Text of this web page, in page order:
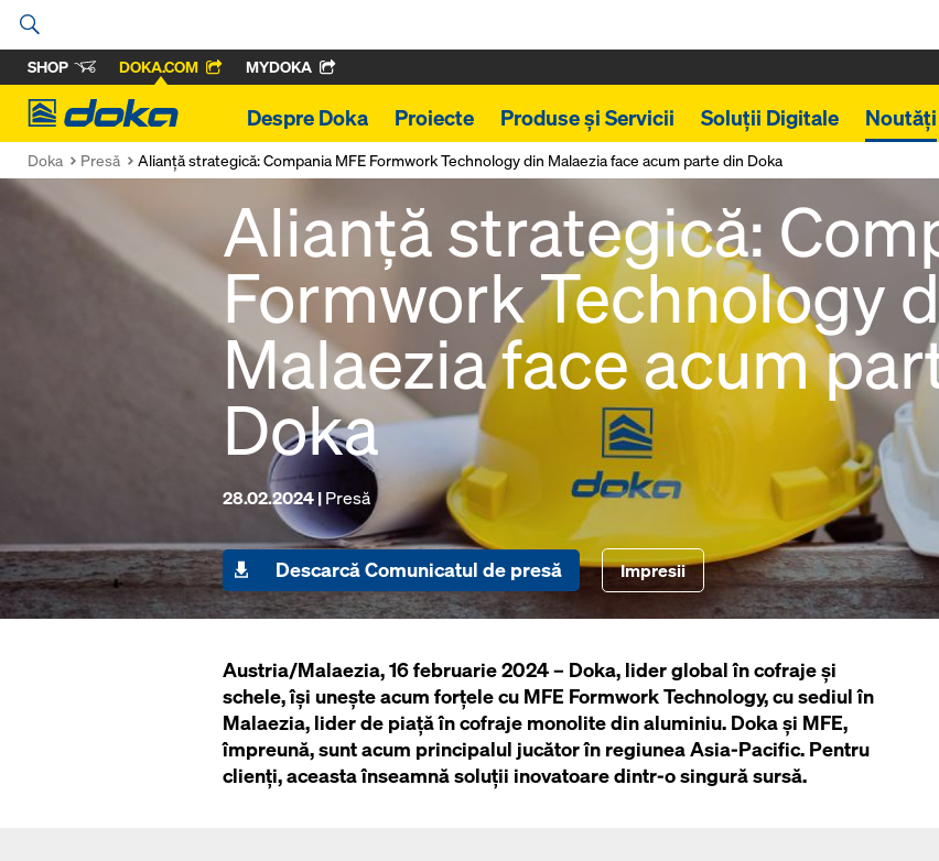
SHOP DOKA.COM MYDOKA
Doka
Despre Doka Proiecte Produse și Servicii Soluții Digitale Noutăți
Doka Presă Alianță strategică: Compania MFE Formwork Technology din Malaezia face acum parte din Doka
Alianță strategică:
Formwork Technology
Malaezia face acum
Doka
28.02.2024 |Presă
Descarcă Comunicatul de presă Impresii
Austria/Malaezia, 16 februarie 2024 – Doka, lider global în cofraje și
schele, își unește acum forțele cu MFE Formwork Technology, cu sediul în
Malaezia, lider de piață în cofraje monolite din aluminiu. Doka și MFE,
împreună, sunt acum principalul jucător în regiunea Asia-Pacific. Pentru
clienți, aceasta înseamnă soluții inovatoare dintr-o singură sursă.